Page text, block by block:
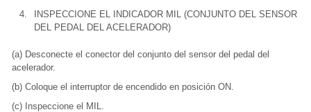
4.
INSPECCIONE EL INDICADOR MIL (CONJUNTO DEL SENSOR
DEL PEDAL DEL ACELERADOR)
(a) Desconecte el conector del conjunto del sensor del pedal del
acelerador.
(b) Coloque el interruptor de encendido en posición ON.
(c) Inspeccione el MIL.